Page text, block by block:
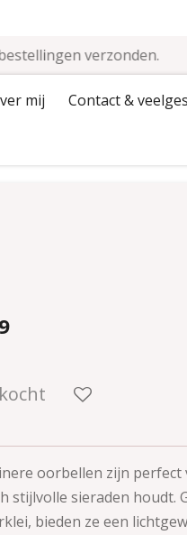
verzonden.
mij Contact &
oorbellen zijn perfect
stijlvolle sieraden houdt.
bieden ze een